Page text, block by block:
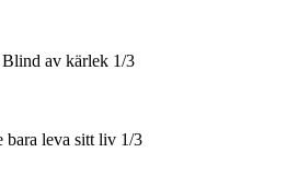
av kärlek 1/3
bara leva sitt liv 1/3